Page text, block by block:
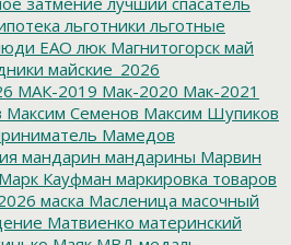
льготники льготные
ЕАО люк Магнитогорск май
майские_2026
МАК-2019 Мак-2020 Мак-2021
Максим Семенов Максим Шупиков
Мамедов
мандарин мандарины Марвин
Марк Кауфман маркировка товаров
маска Масленица масочный
Матвиенко материнский